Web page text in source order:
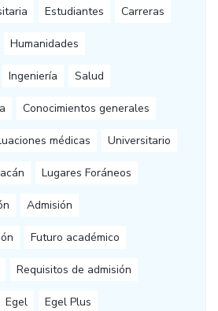
Estudiantes Carreras
Humanidades
Ingeniería Salud
Conocimientos generales
médicas Universitario
Lugares Foráneos
Admisión
Futuro académico
Requisitos de admisión
Egel Egel Plus